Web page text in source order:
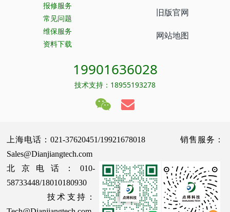
报修服务
常见问题
维保服务
资料下载
旧版官网
网站地图
19901636028
技术支持：18955193278
上海电话：021-37620451/19921678018 销售服务：
Sales@Dianjiangtech.com
北京电话：010-
58733448/18010180930
技术支持：